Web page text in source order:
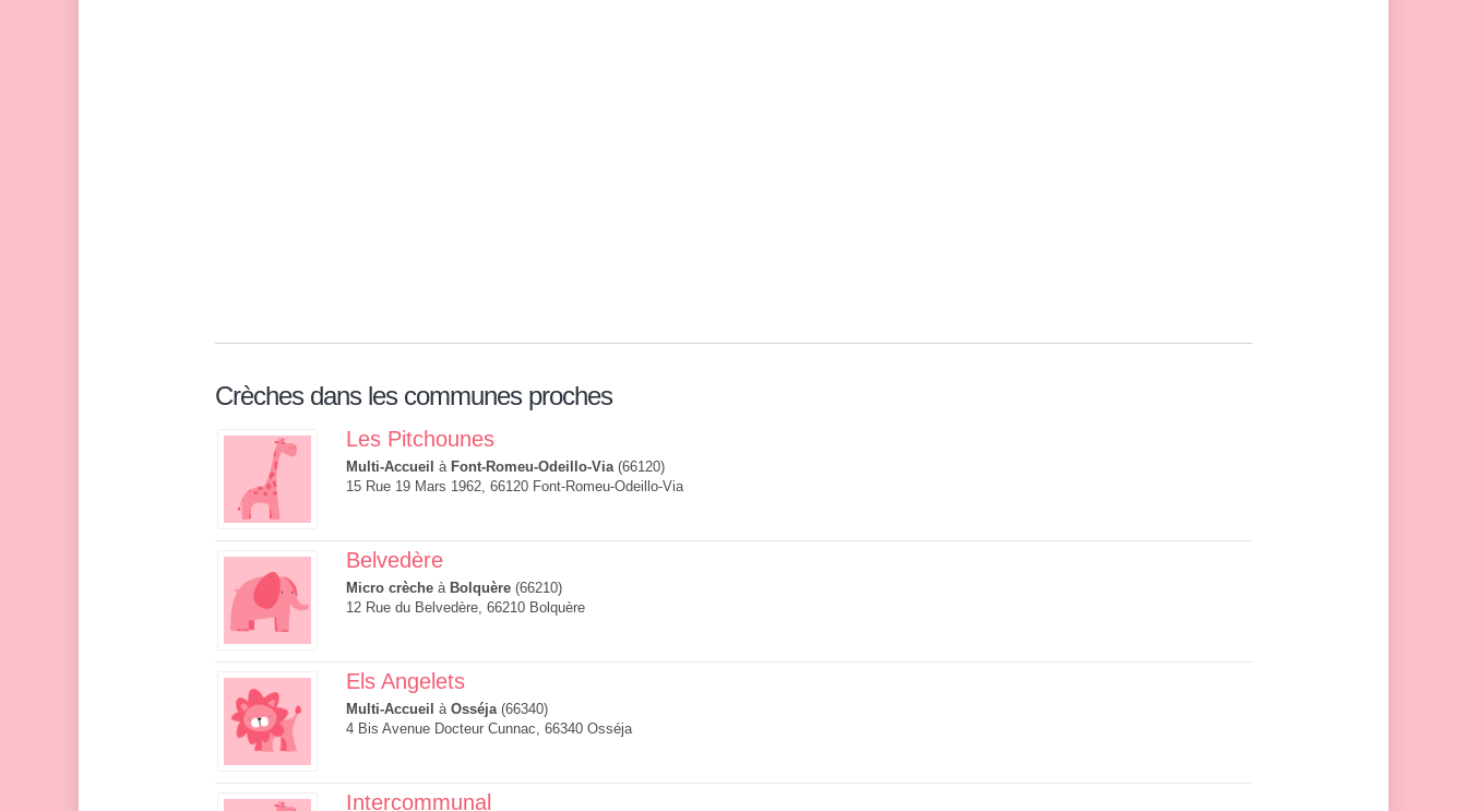
Crèches dans les communes proches
Les Pitchounes
Multi-Accueil à Font-Romeu-Odeillo-Via(66120)
15 Rue 19 Mars 1962, 66120 Font-Romeu-Odeillo-Via
Belvedère
Micro crèche à Bolquère (66210)
12 Rue du Belvedère, 66210 Bolquère
Els Angelets
Multi-Accueil à Osséja(66340)
4 Bis Avenue Docteur Cunnac, 66340 Osséja
Intercommunal